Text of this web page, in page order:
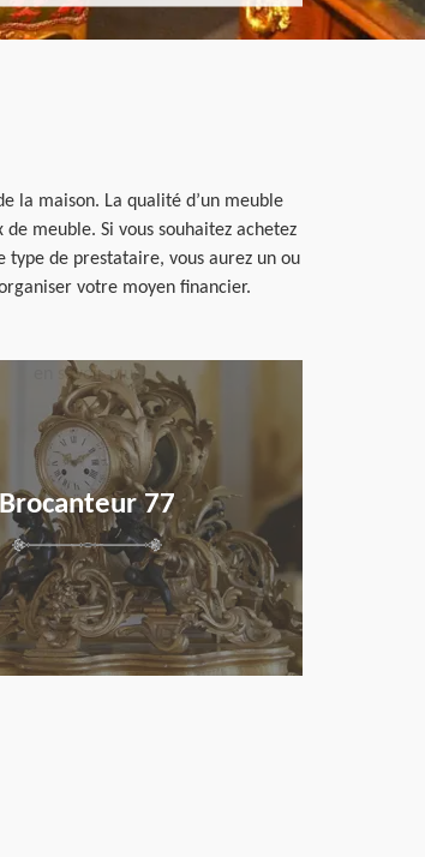
la maison. La qualité d’un meuble
meuble. Si vous souhaitez achetez
type de prestataire, vous aurez un ou
votre moyen financier.
Brocanteur 77
en savoir plus